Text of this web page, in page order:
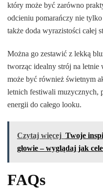
który może być zarówno
odcieniu pomarańczy nie tylko
także doda wyrazistości całej
Można go zestawić z lekką
tworząc idealny strój na letnie
może być również świetnym
letnich festiwali muzycznych,
energii do całego looku.
Czytaj więcej Twoje
głowie – wyglądaj jak
FAQs